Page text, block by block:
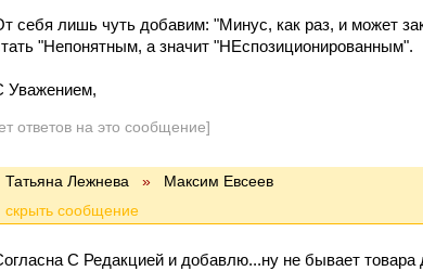
себя лишь чуть добавим: "Минус, как раз, и может
"Непонятным, а значит "НЕспозиционированным".
Уважением,
ответов на это сообщение]
Татьяна Лежнева » Максим Евсеев
С Редакцией и добавлю...ну не бывает